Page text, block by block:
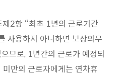
제2항 “최초 1년의 근로기간
사용하지 아니하면 보상의무
므로, 1년간의 근로가 예정되
만의 근로자에게는 연차휴